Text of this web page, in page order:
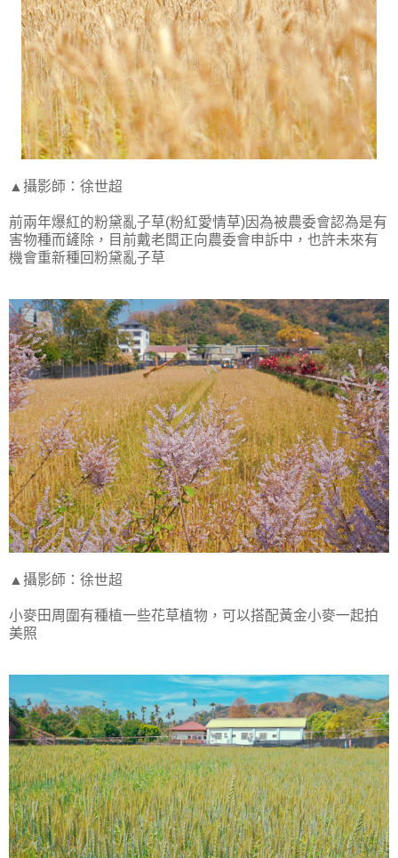
▲攝影師：徐世超
前兩年爆紅的粉黛亂子草(粉紅愛情草)因為被農委會認為是有
害物種而鏟除，目前戴老闆正向農委會申訴中，也許未來有
機會重新種回粉黛亂子草
▲攝影師：徐世超
小麥田周圍有種植一些花草植物，可以搭配黃金小麥一起拍
美照